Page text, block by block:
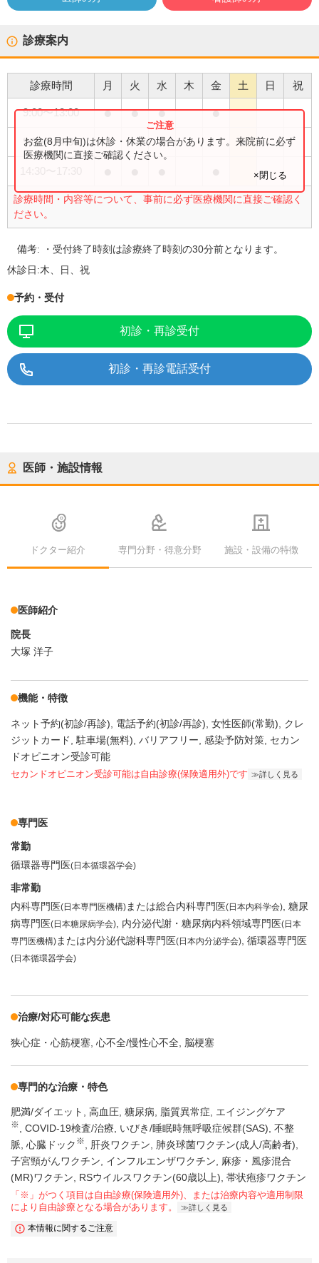
診療案内
診療時間 月 火 水 木 金 土 日 祝
9:00〜13:00 ● ● ● ●
9:00〜14:00 ●
診療時間・内容等について、事前に必ず医療機関に直接ご確認く
ださい。
お盆(8月中旬)は休診・休業の場合があります。来院前に必ず
医療機関に直接ご確認ください。
×閉じる
備考:
・受付終了時刻は診療終了時刻の30分前となります。
休診日:木、日、祝
予約・受付
初診・再診受付
初診・再診電話受付
医師・施設情報
ドクター紹介 専門分野・得意分野 施設・設備の特徴
医師紹介
院長
大塚 洋子
機能・特徴
ネット予約(初診/再診) 電話予約(初診/再診) 女性医師(常勤)
クレ
ジットカード
駐車場(無料) バリアフリー 感染予防対策 セカン
ドオピニオン受診可能
セカンドオピニオン受診可能は自由診療(保険適用外)です 詳しく見る
専門医
常勤
循環器専門医(日本循環器学会)
非常勤
内科専門医(日本専門医機構)または総合内科専門医(日本内科学会) 糖尿
病専門医(日本糖尿病学会) 内分泌代謝・糖尿病内科領域専門医(日本
専門医機構)または内分泌代謝科専門医(日本内分泌学会) 循環器専門医
(日本循環器学会)
治療/対応可能な疾患
狭心症・心筋梗塞 心不全/慢性心不全 脳梗塞
専門的な治療・特色
肥満/ダイエット 高血圧 糖尿病 脂質異常症 エイジングケア
※ COVID-19検査/治療 いびき/睡眠時無呼吸症候群(SAS) 不整
脈 心臓ドック ※ 肝炎ワクチン
肺炎球菌ワクチン(成人/高齢者)
子宮頸がんワクチン
インフルエンザワクチン
麻疹・風疹混合
(MR)ワクチン
RSウイルスワクチン(60歳以上) 帯状疱疹ワクチン
「※」がつく項目は自由診療(保険適用外)、または治療内容や適用制限
により自由診療となる場合があります。
詳しく見る
本情報に関するご注意